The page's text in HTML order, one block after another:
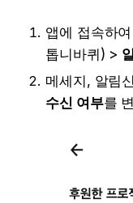
앱에 접속하
톱니바퀴) >
메세지, 알림
수신 여부를